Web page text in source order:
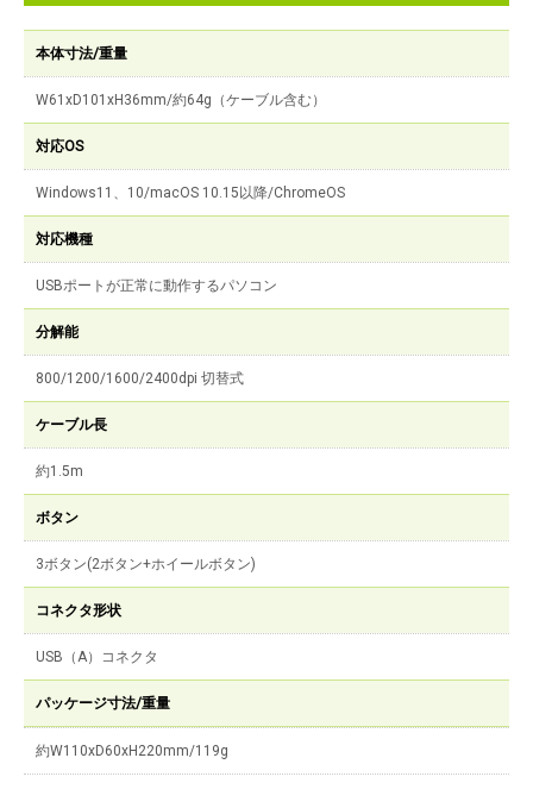
本体寸法/重量
W61xD101xH36mm/約64g（ケーブル含む）
対応OS
Windows11、10/macOS 10.15以降/ChromeOS
対応機種
USBポートが正常に動作するパソコン
分解能
800/1200/1600/2400dpi 切替式
ケーブル長
約1.5m
ボタン
3ボタン(2ボタン+ホイールボタン)
コネクタ形状
USB（A）コネクタ
パッケージ寸法/重量
約W110xD60xH220mm/119g